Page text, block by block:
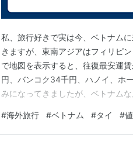
私、旅行好きで実は今、ベトナム
きますが、東南アジアはフィリピ
で地図を表示すると、往復最安運
円、バンコク34千円、ハノイ、ホ
みになってきましたが、ベトナム
がりですよ。 でも不自由なのは言
か用をたせますが、ちょっとロー
#海外旅行 #ベトナム #タイ #